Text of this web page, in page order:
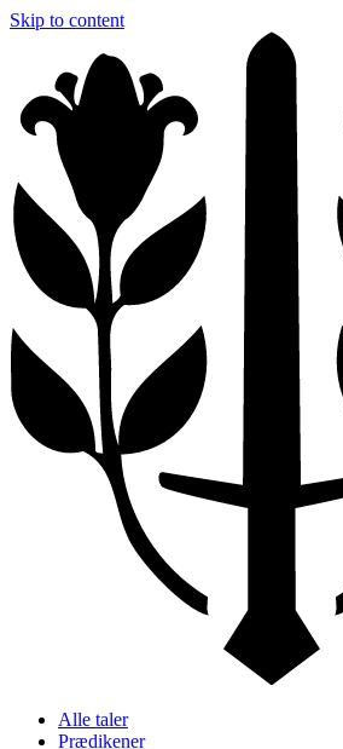
Skip to content
Alle taler
Prædikener